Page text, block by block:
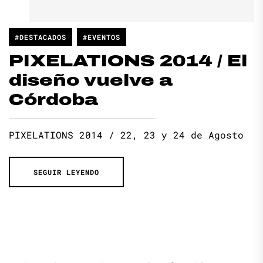
#DESTACADOS #EVENTOS
PIXELATIONS 2014 / El
diseño vuelve a
Córdoba
PIXELATIONS 2014 / 22, 23 y 24 de Agosto
SEGUIR LEYENDO